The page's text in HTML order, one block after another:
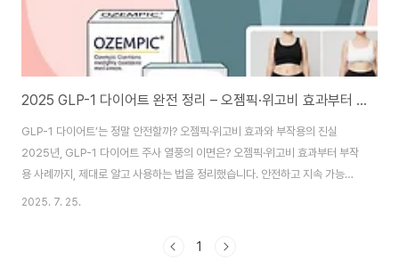
2025 GLP-1 다이어트 완전 정리 – 오젬픽·위고비 효과부터 부작용까지, 안전 가이드
GLP-1 다이어트’는 정말 안전할까? 오젬픽·위고비 효과와 부작용의 진실
2025년, GLP-1 다이어트 주사 열풍의 이면은? 오젬픽·위고비 효과부터 부작
용 사례까지, 제대로 알고 사용하는 법을 정리했습니다. 안전하고 지속 가능한
다이어트를 위한 실전 가이드!1. 갑자기 불붙은 GLP-1 다이어트, 왜 지금일까?
2025. 7. 25.
1